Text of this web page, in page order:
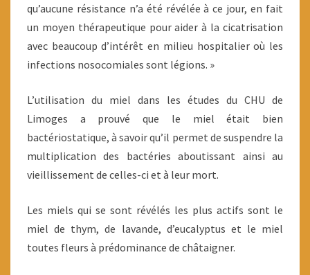
qu’aucune résistance n’a été révélée à ce jour, en fait
un moyen thérapeutique pour aider à la cicatrisation
avec beaucoup d’intérêt en milieu hospitalier où les
infections nosocomiales sont légions. »
L’utilisation du miel dans les études du CHU de
Limoges a prouvé que le miel était bien
bactériostatique, à savoir qu’il permet de suspendre la
multiplication des bactéries aboutissant ainsi au
vieillissement de celles-ci et à leur mort.
Les miels qui se sont révélés les plus actifs sont le
miel de thym, de lavande, d’eucalyptus et le miel
toutes fleurs à prédominance de châtaigner.